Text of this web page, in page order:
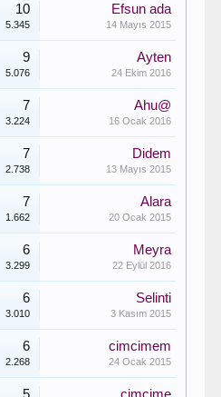
10
5.345
Efsun ada
14 Mayıs 2015
9
5.076
Ayten
24 Ekim 2016
7
3.224
Ahu@
16 Ocak 2016
7
2.738
Didem
13 Mayıs 2015
7
1.662
Alara
20 Ocak 2015
6
3.299
Meyra
22 Eylül 2016
6
3.010
Selinti
3 Kasım 2015
6
2.268
cimcimem
24 Ocak 2015